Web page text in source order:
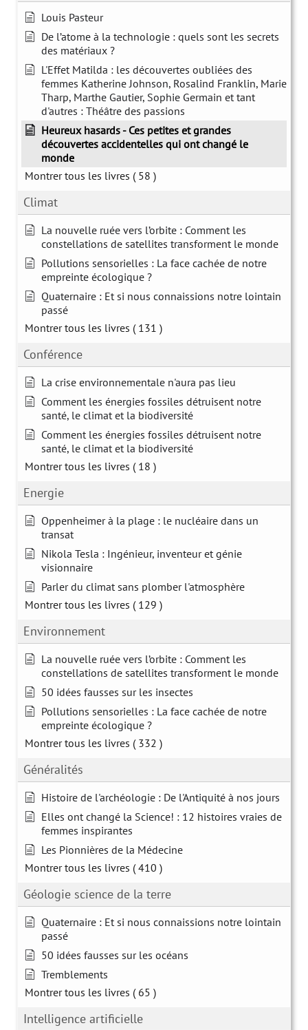
Louis Pasteur
De l’atome à la technologie : quels sont les secrets
des matériaux ?
L'Effet Matilda : les découvertes oubliées des
femmes Katherine Johnson, Rosalind Franklin, Marie
Tharp, Marthe Gautier, Sophie Germain et tant
d'autres : Théâtre des passions
Heureux hasards - Ces petites et grandes
découvertes accidentelles qui ont changé le
monde
Montrer tous les livres ( 58 )
Climat
La nouvelle ruée vers l’orbite : Comment les
constellations de satellites transforment le monde
Pollutions sensorielles : La face cachée de notre
empreinte écologique ?
Quaternaire : Et si nous connaissions notre lointain
passé
Montrer tous les livres ( 131 )
Conférence
La crise environnementale n'aura pas lieu
Comment les énergies fossiles détruisent notre
santé, le climat et la biodiversité
Comment les énergies fossiles détruisent notre
santé, le climat et la biodiversité
Montrer tous les livres ( 18 )
Energie
Oppenheimer à la plage : le nucléaire dans un
transat
Nikola Tesla : Ingénieur, inventeur et génie
visionnaire
Parler du climat sans plomber l'atmosphère
Montrer tous les livres ( 129 )
Environnement
La nouvelle ruée vers l’orbite : Comment les
constellations de satellites transforment le monde
50 idées fausses sur les insectes
Pollutions sensorielles : La face cachée de notre
empreinte écologique ?
Montrer tous les livres ( 332 )
Généralités
Histoire de l'archéologie : De l'Antiquité à nos jours
Elles ont changé la Science! : 12 histoires vraies de
femmes inspirantes
Les Pionnières de la Médecine
Montrer tous les livres ( 410 )
Géologie science de la terre
Quaternaire : Et si nous connaissions notre lointain
passé
50 idées fausses sur les océans
Tremblements
Montrer tous les livres ( 65 )
Intelligence artificielle